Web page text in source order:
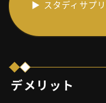
▶ スタディサプ
デメリット